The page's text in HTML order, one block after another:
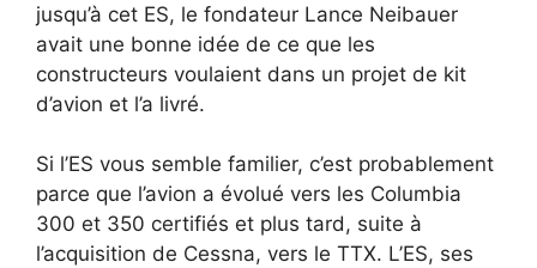
jusqu’à cet ES, le fondateur Lance Neibauer
avait une bonne idée de ce que les
constructeurs voulaient dans un projet de kit
d’avion et l’a livré.
Si l’ES vous semble familier, c’est probablement
parce que l’avion a évolué vers les Columbia
300 et 350 certifiés et plus tard, suite à
l’acquisition de Cessna, vers le TTX. L’ES, ses